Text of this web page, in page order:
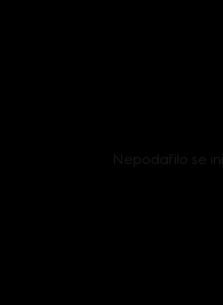
Nepodařilo se